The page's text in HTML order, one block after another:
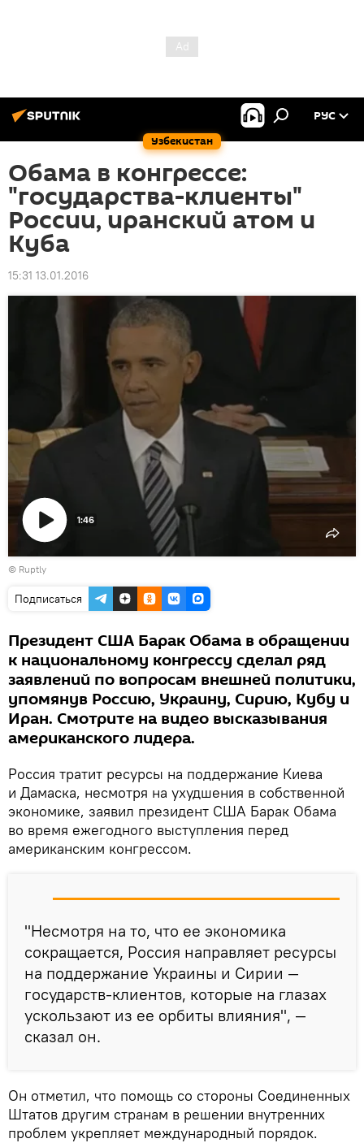
Узбекистан
РУС
Обама в конгрессе:
"государства-клиенты"
России, иранский атом и
Куба
15:31 13.01.2016
Воспроизвести
видео
1:46
© Ruptly
Подписаться
Президент США Барак Обама в обращении
к национальному конгрессу сделал ряд
заявлений по вопросам внешней политики,
упомянув Россию, Украину, Сирию, Кубу и
Иран. Смотрите на видео высказывания
американского лидера.
Россия тратит ресурсы на поддержание Киева
и Дамаска, несмотря на ухудшения в собственной
экономике, заявил президент США Барак Обама
во время ежегодного выступления перед
американским конгрессом.
"Несмотря на то, что ее экономика
сокращается, Россия направляет ресурсы
на поддержание Украины и Сирии —
государств-клиентов, которые на глазах
ускользают из ее орбиты влияния", —
сказал он.
Он отметил, что помощь со стороны Соединенных
Штатов другим странам в решении внутренних
проблем укрепляет международный порядок.